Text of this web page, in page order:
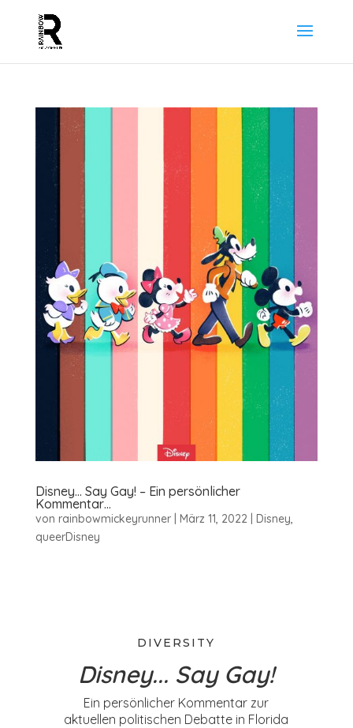
Disney… Say Gay! – Ein persönlicher
Kommentar…
von rainbowmickeyrunner| März 11, 2022| Disney,
queerDisney
DIVERSITY
Disney... Say Gay!
Ein persönlicher Kommentar zur
aktuellen politischen Debatte in Florida